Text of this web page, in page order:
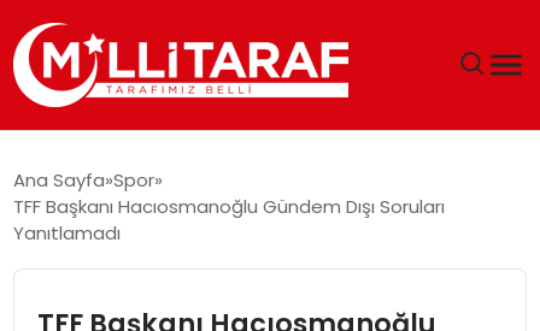
ÖZEL SAYFALAR
Ana Sayfa Spor
TFF Başkanı Hacıosmanoğlu Gündem Dışı Soruları
Yanıtlamadı
TFF Başkanı Hacıosmanoğlu